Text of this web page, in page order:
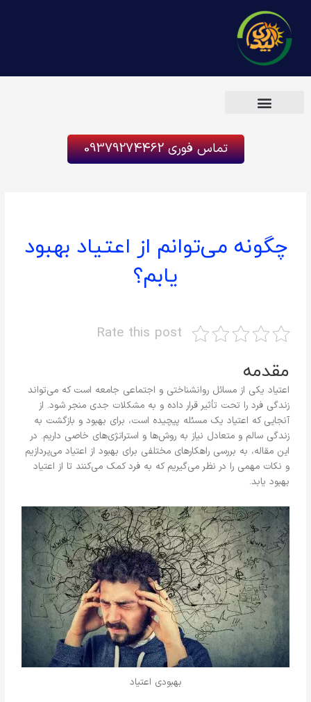
محتوا
تماس فوری 09379274462
چگونه می‌توانم از اعتیاد بهبود
یابم؟
Rate this post
مقدمه
اعتیاد یکی از مسائل روانشناختی و اجتماعی جامعه است که می‌تواند
زندگی فرد را تحت تأثیر قرار داده و به مشکلات جدی منجر شود. از
آنجایی که اعتیاد یک مسئله پیچیده است، برای بهبود و بازگشت به
زندگی سالم و متعادل نیاز به روش‌ها و استراتژی‌های خاصی داریم. در
این مقاله، به بررسی راهکارهای مختلفی برای بهبود از اعتیاد می‌پردازیم
و نکات مهمی را در نظر می‌گیریم که به فرد کمک می‌کنند تا از اعتیاد
بهبود یابد.
بهبودی اعتیاد